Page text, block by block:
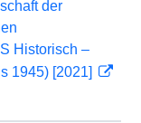
der
Historisch –
1945) [2021]